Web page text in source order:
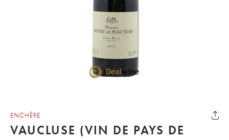
ENCHÈRE
VAUCLUSE (VIN DE PAYS DE